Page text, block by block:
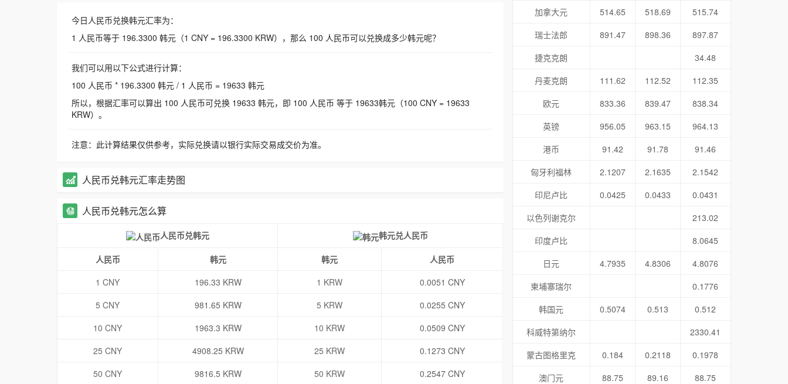
今日人民币兑换韩元汇率为：
1 人民币等于 196.3300 韩元（1 CNY = 196.3300 KRW），那么 100 人民币可以兑换成多少韩元呢？
我们可以用以下公式进行计算：
100 人民币 * 196.3300 韩元 / 1 人民币 = 19633 韩元
所以，根据汇率可以算出 100 人民币可兑换 19633 韩元，即 100 人民币 等于 19633韩元（100 CNY = 19633
KRW）。
注意：此计算结果仅供参考，实际兑换请以银行实际交易成交价为准。
人民币兑韩元汇率走势图
人民币兑韩元怎么算
人民币兑韩元 韩元兑人民币
人民币 韩元 韩元
人民币
1 CNY
196.33 KRW 1 KRW
0.0051 CNY
5 CNY
981.65 KRW 5 KRW
0.0255 CNY
10 CNY
1963.3 KRW 10 KRW
0.0509 CNY
25 CNY
4908.25 KRW 25 KRW
0.1273 CNY
50 CNY
9816.5 KRW 50 KRW
0.2547 CNY
加拿大元
514.65 518.69
515.74
瑞士法郎
891.47 898.36
897.87
捷克克朗
34.48
丹麦克朗
111.62 112.52
112.35
欧元
833.36 839.47
838.34
英镑
956.05 963.15
964.13
港币
91.42 91.78
91.46
匈牙利福林
2.1207 2.1635
2.1542
印尼卢比
0.0425 0.0433
0.0431
以色列谢克尔
213.02
印度卢比
8.0645
日元
4.7935 4.8306
4.8076
柬埔寨瑞尔
0.1776
韩国元
0.5074 0.513
0.512
科威特第纳尔
2330.41
蒙古图格里克
0.184 0.2118
0.1978
澳门元
88.75 89.16
88.75